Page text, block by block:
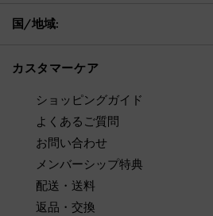
国/地域:
カスタマーケア
ショッピングガイド
よくあるご質問
お問い合わせ
メンバーシップ特典
配送・送料
返品・交換